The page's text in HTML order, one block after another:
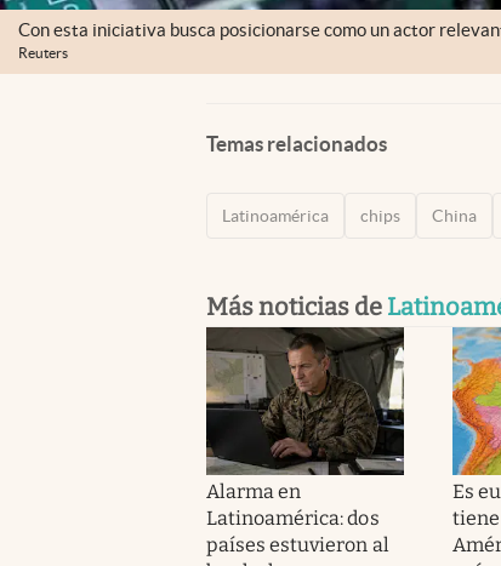
Con esta iniciativa busca posicionarse como un actor
Reuters
Temas relacionados
Latinoamérica chips China
Más noticias de
Alarma en
Latinoamérica: dos
países estuvieron al
Es